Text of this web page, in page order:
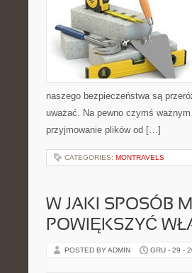
naszego bezpieczeństwa są
uważać. Na pewno czymś
przyjmowanie plików od […]
CATEGORIES: MONTRAVELS
W JAKI SPOSÓB
POWIĘKSZYĆ
POSTED BY ADMIN GRU - 29 -